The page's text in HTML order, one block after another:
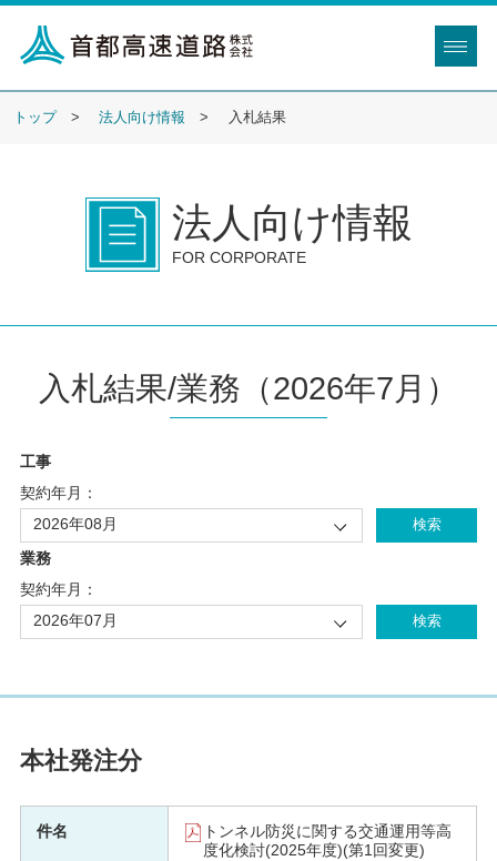
トップ 法人向け情報 入札結果
法人向け情報
FOR CORPORATE
入札結果/業務（2026年7月）
工事
契約年月：
業務
契約年月：
本社発注分
トンネル防災に関する交通運用等高
度化検討(2025年度)(第1回変更)